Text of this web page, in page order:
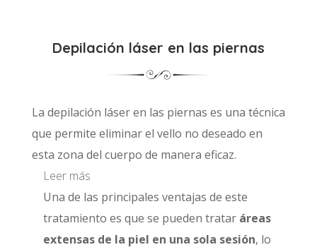
Depilación láser en las piernas
La depilación láser en las piernas es una técnica
que permite eliminar el vello no deseado en
esta zona del cuerpo de manera eficaz.
Leer más
Una de las principales ventajas de este
tratamiento es que se pueden tratar áreas
extensas de la piel en una sola sesión, lo